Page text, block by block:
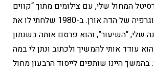
לרסיטל המחול שלי, עם צילומים מתוך “קווים
שבורים” לכוריאוגרפיה של הדה אורן. ב-1980 שלחתי לו את
שלי, “השיעור”, והוא פרסם אותה בשנתון
עודד אותי להמשיך ולכתוב ונתן לי במה
היינו שותפים לייסוד הרבעון מחול